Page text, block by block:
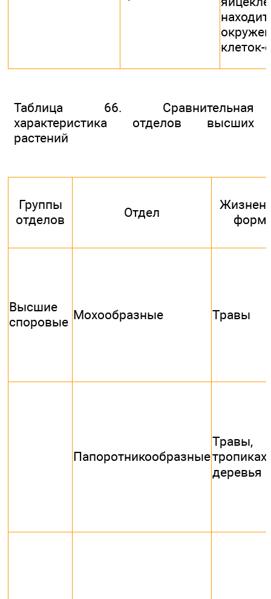
клеток-
Таблица 66. Сравнительная
характеристика отделов высших
растений
Группы
отделов
Отдел
Высшие
споровые Мохообразные Травы
Папоротникообразные
деревья